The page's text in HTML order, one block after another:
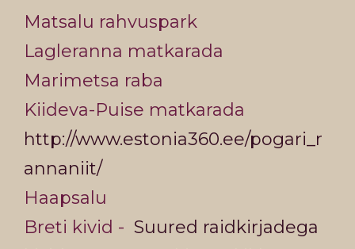
Matsalu rahvuspark
Lagleranna matkarada
Marimetsa raba
Kiideva-Puise matkarada
http://www.estonia360.ee/pogari_r
annaniit/
Haapsalu
Breti kivid - Suured raidkirjadega